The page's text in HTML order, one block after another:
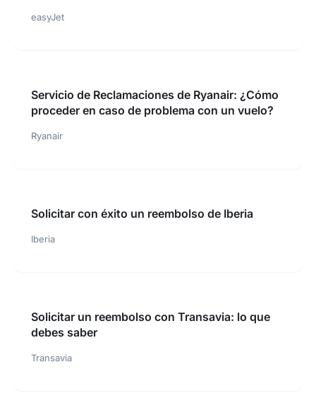
easyJet
Servicio de Reclamaciones de Ryanair: ¿Cómo
proceder en caso de problema con un vuelo?
Ryanair
Solicitar con éxito un reembolso de Iberia
Iberia
Solicitar un reembolso con Transavia: lo que
debes saber
Transavia